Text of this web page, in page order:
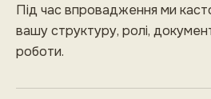
Під час впровадження ми
вашу структуру, ролі,
роботи.